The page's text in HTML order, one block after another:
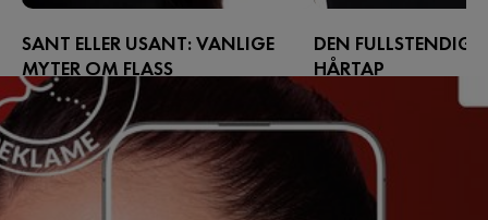
SANT ELLER USANT: VANLIGE
MYTER OM FLASS
Er kvinner mer utsatt for flass enn
menn? Spiller alder, miljø eller til og
med livsstil en rolle for forekomsten
av flass? Vi skiller fakta fra fiksjon.
DEN
HÅRTAP
Lær mer om hvordan
påvirker periodisk
vitenskapelige
periodisk hårtap.